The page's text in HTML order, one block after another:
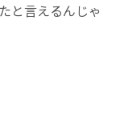
と言えるんじゃ